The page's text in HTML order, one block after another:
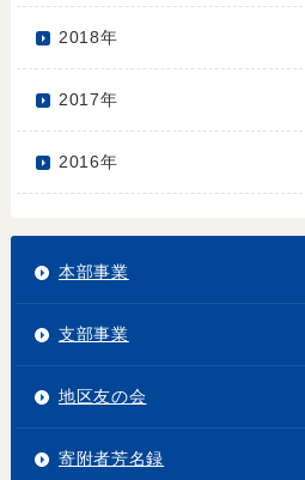
2018年
2017年
2016年
本部事業
支部事業
地区友の会
寄附者芳名録